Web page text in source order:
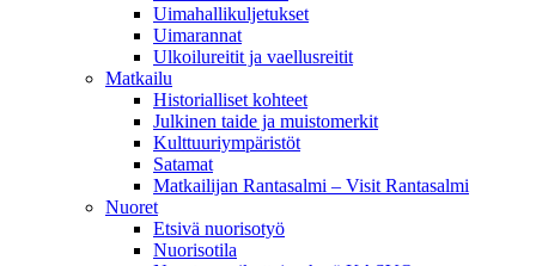
Uimahallikuljetukset
Uimarannat
Ulkoilureitit ja vaellusreitit
Matkailu
Historialliset kohteet
Julkinen taide ja muistomerkit
Kulttuuriympäristöt
Satamat
Matkailijan Rantasalmi – Visit Rantasalmi
Nuoret
Etsivä nuorisotyö
Nuorisotila